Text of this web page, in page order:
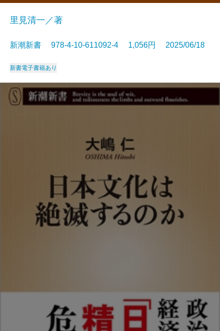
里見清一／著
新潮新書 978-4-10-611092-4 1,056円 2025/06/18
新書電子書籍あり